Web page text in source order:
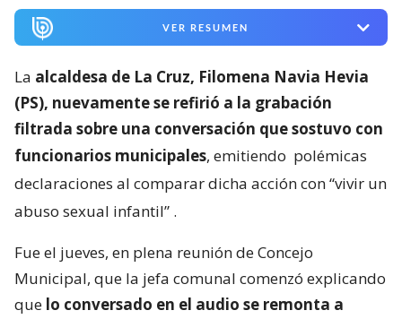
VER RESUMEN
La alcaldesa de La Cruz, Filomena Navia Hevia
(PS), nuevamente se refirió a la grabación
filtrada sobre una conversación que sostuvo con
funcionarios municipales, emitiendo polémicas
declaraciones al comparar dicha acción con “vivir un
abuso sexual infantil” .
Fue el jueves, en plena reunión de Concejo
Municipal, que la jefa comunal comenzó explicando
que lo conversado en el audio se remonta a